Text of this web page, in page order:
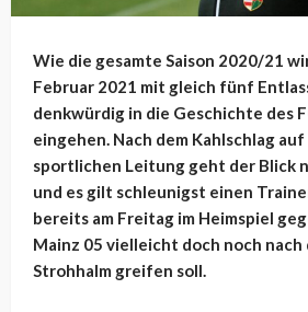
Wie die gesamte Saison 2020/21
Februar 2021 mit gleich fünf
denkwürdig in die Geschichte des
eingehen. Nach dem Kahlschlag
sportlichen Leitung geht der Blick
und es gilt schleunigst einen
bereits am Freitag im Heimspiel
Mainz 05 vielleicht doch noch
Strohhalm greifen soll.